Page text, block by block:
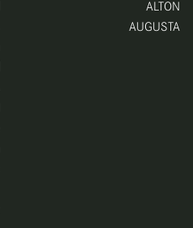
ALTON
AUGUSTA